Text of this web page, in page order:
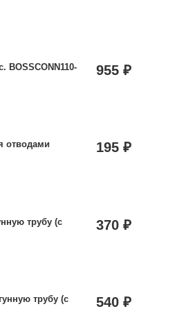
BOSSCONN110-
955 ₽
отводами
195 ₽
трубу (с
370 ₽
трубу (с
540 ₽